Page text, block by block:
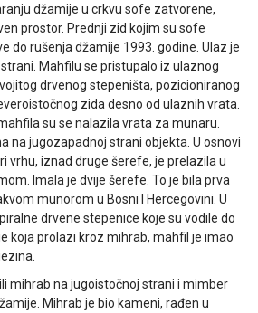
džamije u crkvu sofe zatvorene,
prostor. Prednji zid kojim su sofe
do rušenja džamije 1993. godine. Ulaz je
Mahfilu se pristupalo iz ulaznog
drvenog stepeništa, pozicioniranog
zida desno od ulaznih vrata.
su se nalazila vrata za munaru.
na jugozapadnoj strani objekta. U osnovi
vrhu, iznad druge šerefe, je prelazila u
Imala je dvije šerefe. To je bila prva
munorom u Bosni I Hercegovini. U
drvene stepenice koje su vodile do
koja prolazi kroz mihrab, mahfil je imao
mihrab na jugoistočnoj strani i mimber
Mihrab je bio kameni, rađen u